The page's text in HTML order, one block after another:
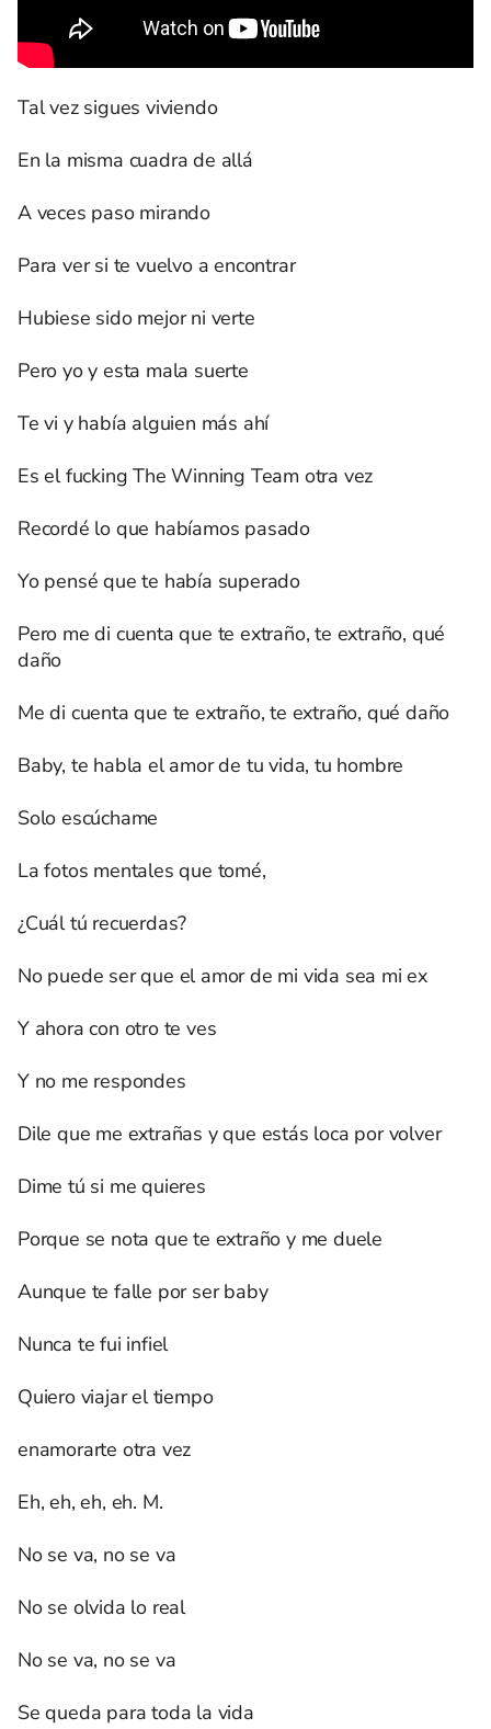
Tal vez sigues viviendo
En la misma cuadra de allá
A veces paso mirando
Para ver si te vuelvo a encontrar
Hubiese sido mejor ni verte
Pero yo y esta mala suerte
Te vi y había alguien más ahí
Es el fucking The Winning Team otra vez
Recordé lo que habíamos pasado
Yo pensé que te había superado
Pero me di cuenta que te extraño, te extraño, qué
daño
Me di cuenta que te extraño, te extraño, qué daño
Baby, te habla el amor de tu vida, tu hombre
Solo escúchame
La fotos mentales que tomé,
¿Cuál tú recuerdas?
No puede ser que el amor de mi vida sea mi ex
Y ahora con otro te ves
Y no me respondes
Dile que me extrañas y que estás loca por volver
Dime tú si me quieres
Porque se nota que te extraño y me duele
Aunque te falle por ser baby
Nunca te fui infiel
Quiero viajar el tiempo
enamorarte otra vez
Eh, eh, eh, eh. M.
No se va, no se va
No se olvida lo real
No se va, no se va
Se queda para toda la vida